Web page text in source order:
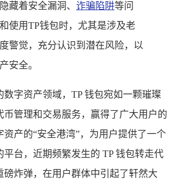
藏着安全漏洞、 诈骗陷阱等问
使用TP钱包时，尤其是涉及老
警觉，充分认识到潜在风险，以
安全。
数字资产领域，TP 钱包宛如一颗璀璨
币管理和交易服务，赢得了广大用户的
产的“安全港湾”，为用户提供了一个
台，近期频繁发生的 TP 钱包转走代
磅炸弹，在用户群体中引起了轩然大